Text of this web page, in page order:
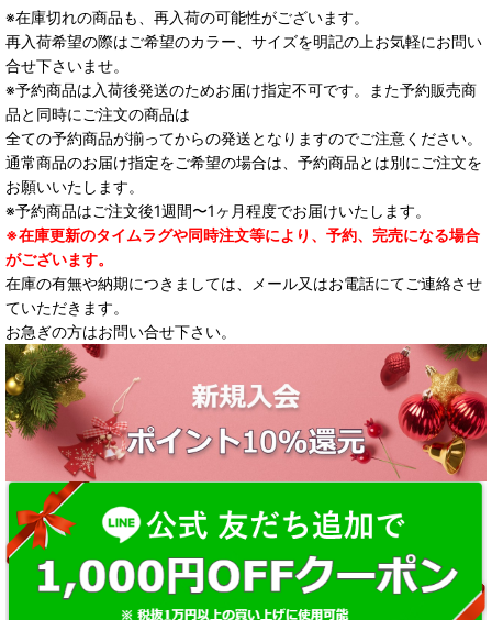
※在庫切れの商品も、再入荷の可能性がございます。
再入荷希望の際はご希望のカラー、サイズを明記の上お気軽にお問い
合せ下さいませ。
※予約商品は入荷後発送のためお届け指定不可です。また予約販売商
品と同時にご注文の商品は
全ての予約商品が揃ってからの発送となりますのでご注意ください。
通常商品のお届け指定をご希望の場合は、予約商品とは別にご注文を
お願いいたします。
※予約商品はご注文後1週間〜1ヶ月程度でお届けいたします。
※在庫更新のタイムラグや同時注文等により、予約、完売になる場合
がございます。
在庫の有無や納期につきましては、メール又はお電話にてご連絡させ
ていただきます。
お急ぎの方はお問い合せ下さい。